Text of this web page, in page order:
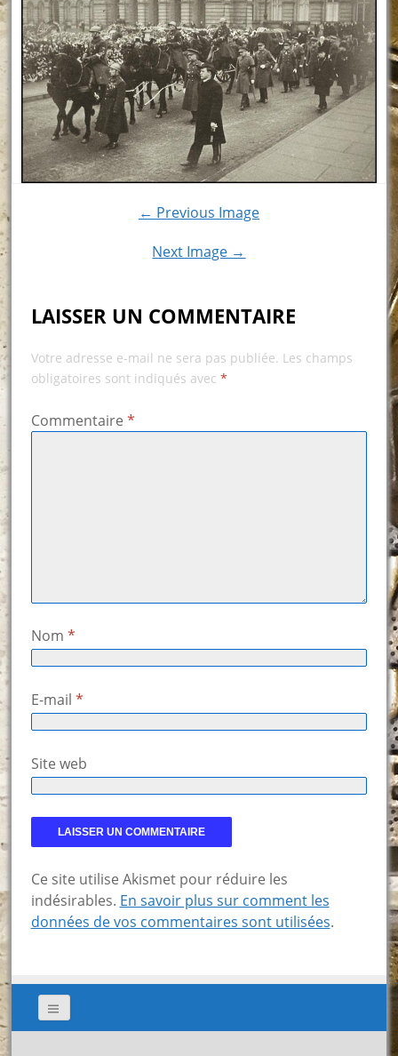
← Previous Image
Next Image →
LAISSER UN COMMENTAIRE
Votre adresse e-mail ne sera pas publiée. Les champs
obligatoires sont indiqués avec *
Commentaire *
Nom *
E-mail *
Site web
Ce site utilise Akismet pour réduire les
indésirables. En savoir plus sur comment les
données de vos commentaires sont utilisées.